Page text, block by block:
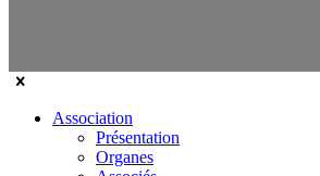
Association
Présentation
Organes